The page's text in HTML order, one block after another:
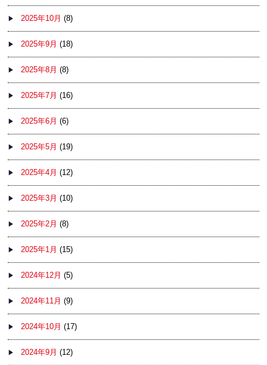
2025年10月 (8)
2025年9月 (18)
2025年8月 (8)
2025年7月 (16)
2025年6月 (6)
2025年5月 (19)
2025年4月 (12)
2025年3月 (10)
2025年2月 (8)
2025年1月 (15)
2024年12月 (5)
2024年11月 (9)
2024年10月 (17)
2024年9月 (12)